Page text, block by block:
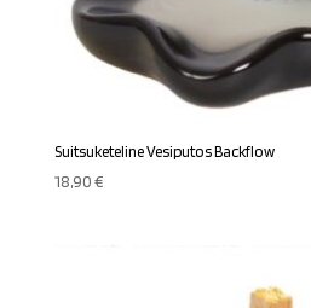
Suitsuketeline Vesiputos Backflow
18,90€